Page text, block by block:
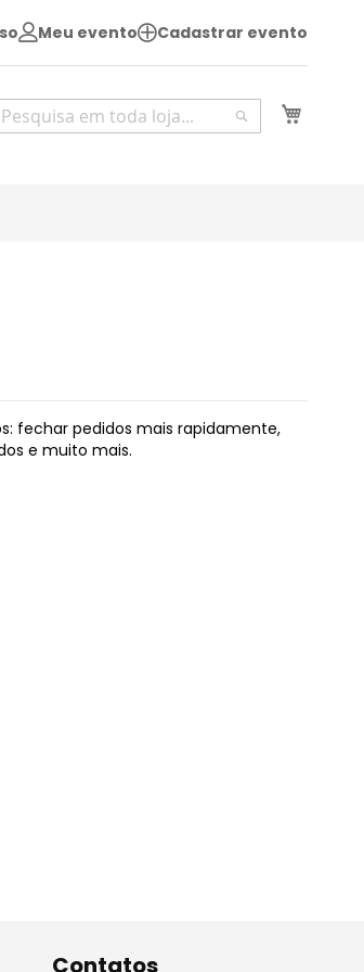
Meu evento Cadastrar evento
Pesquisa
fechar pedidos mais rapidamente,
e muito mais.
Contatos